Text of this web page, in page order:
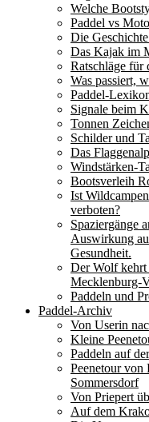
Welche
Paddel vs
Die
Das Kajak im
Ratschläge für
Was passiert,
Paddel-
Signale beim
Tonnen
Schilder und
Das
Windstärken-
Bootsverleih
Ist
verboten?
Spaziergänge
Auswirkung
Gesundheit.
Der Wolf kehrt
Mecklenburg-
Paddeln und
Paddel-Archiv
Von Userin
Kleine
Paddeln auf
Peenetour von
Sommersdorf
Von Priepert
Auf dem